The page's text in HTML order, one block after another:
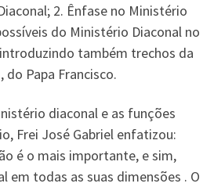
2. Ênfase no Ministério
do Ministério Diaconal no
também trechos da
Papa Francisco.
diaconal e as funções
Frei José Gabriel enfatizou:
é o mais importante, e sim,
em todas as suas dimensões . O